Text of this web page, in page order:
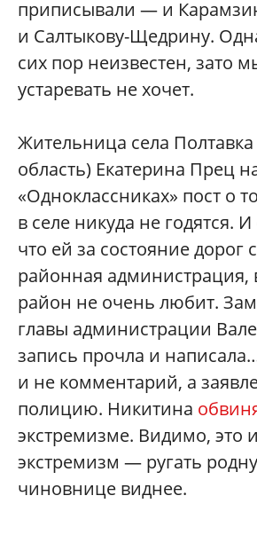
приписывали — и
и Салтыкову-Щедрину.
сих пор неизвестен, зато
устаревать не хочет.
Жительница села
область) Екатерина Прец
«Одноклассниках» пост о
в селе никуда не годятся.
что ей за состояние дорог
районная администрация,
район не очень любит.
главы администрации
запись прочла и
и не комментарий, а
полицию. Никитина
экстремизме. Видимо, это
экстремизм — ругать
чиновнице виднее.